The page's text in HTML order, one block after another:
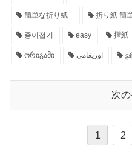
簡単な折り紙 折り紙 簡
종이접기 easy 摺紙
ორიგამი اوريغامي
次
1 2